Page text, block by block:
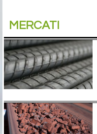
MERCATI